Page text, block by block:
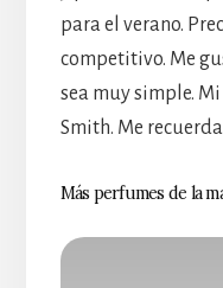
para el verano.
competitivo. Me
sea muy simple.
Smith. Me
Más perfumes de la